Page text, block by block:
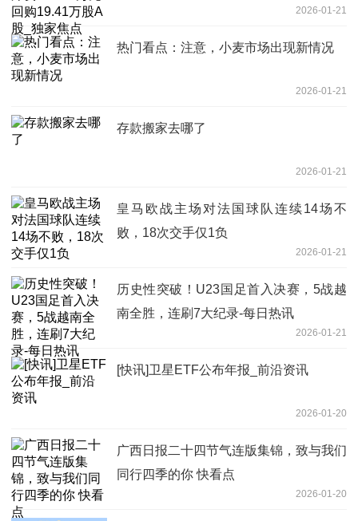
2026-01-21
热门看点：注意，小麦市场出现新情况
2026-01-21
存款搬家去哪了
2026-01-21
皇马欧战主场对法国球队连续14场不
败，18次交手仅1负
2026-01-21
历史性突破！U23国足首入决赛，5战越
南全胜，连刷7大纪录-每日热讯
2026-01-21
[快讯]卫星ETF公布年报_前沿资讯
2026-01-20
广西日报二十四节气连版集锦，致与我们
同行四季的你 快看点
2026-01-20